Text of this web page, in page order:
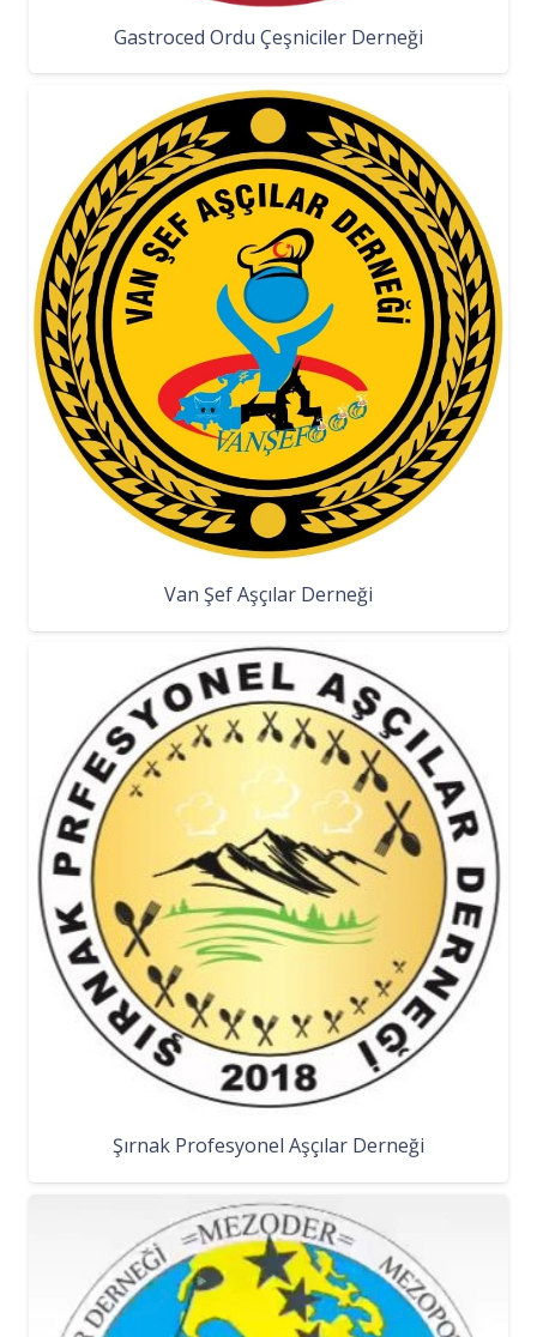
Gastroced Ordu Çeşniciler Derneği
Van Şef Aşçılar Derneği
Şırnak Profesyonel Aşçılar Derneği